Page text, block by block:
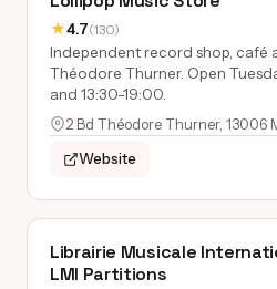
★4.7(130)
Independent record shop, café
Théodore Thurner. Open
and 13:30-19:00.
2 Bd Théodore Thurner, 13006
Website
Librairie Musicale
LMI Partitions